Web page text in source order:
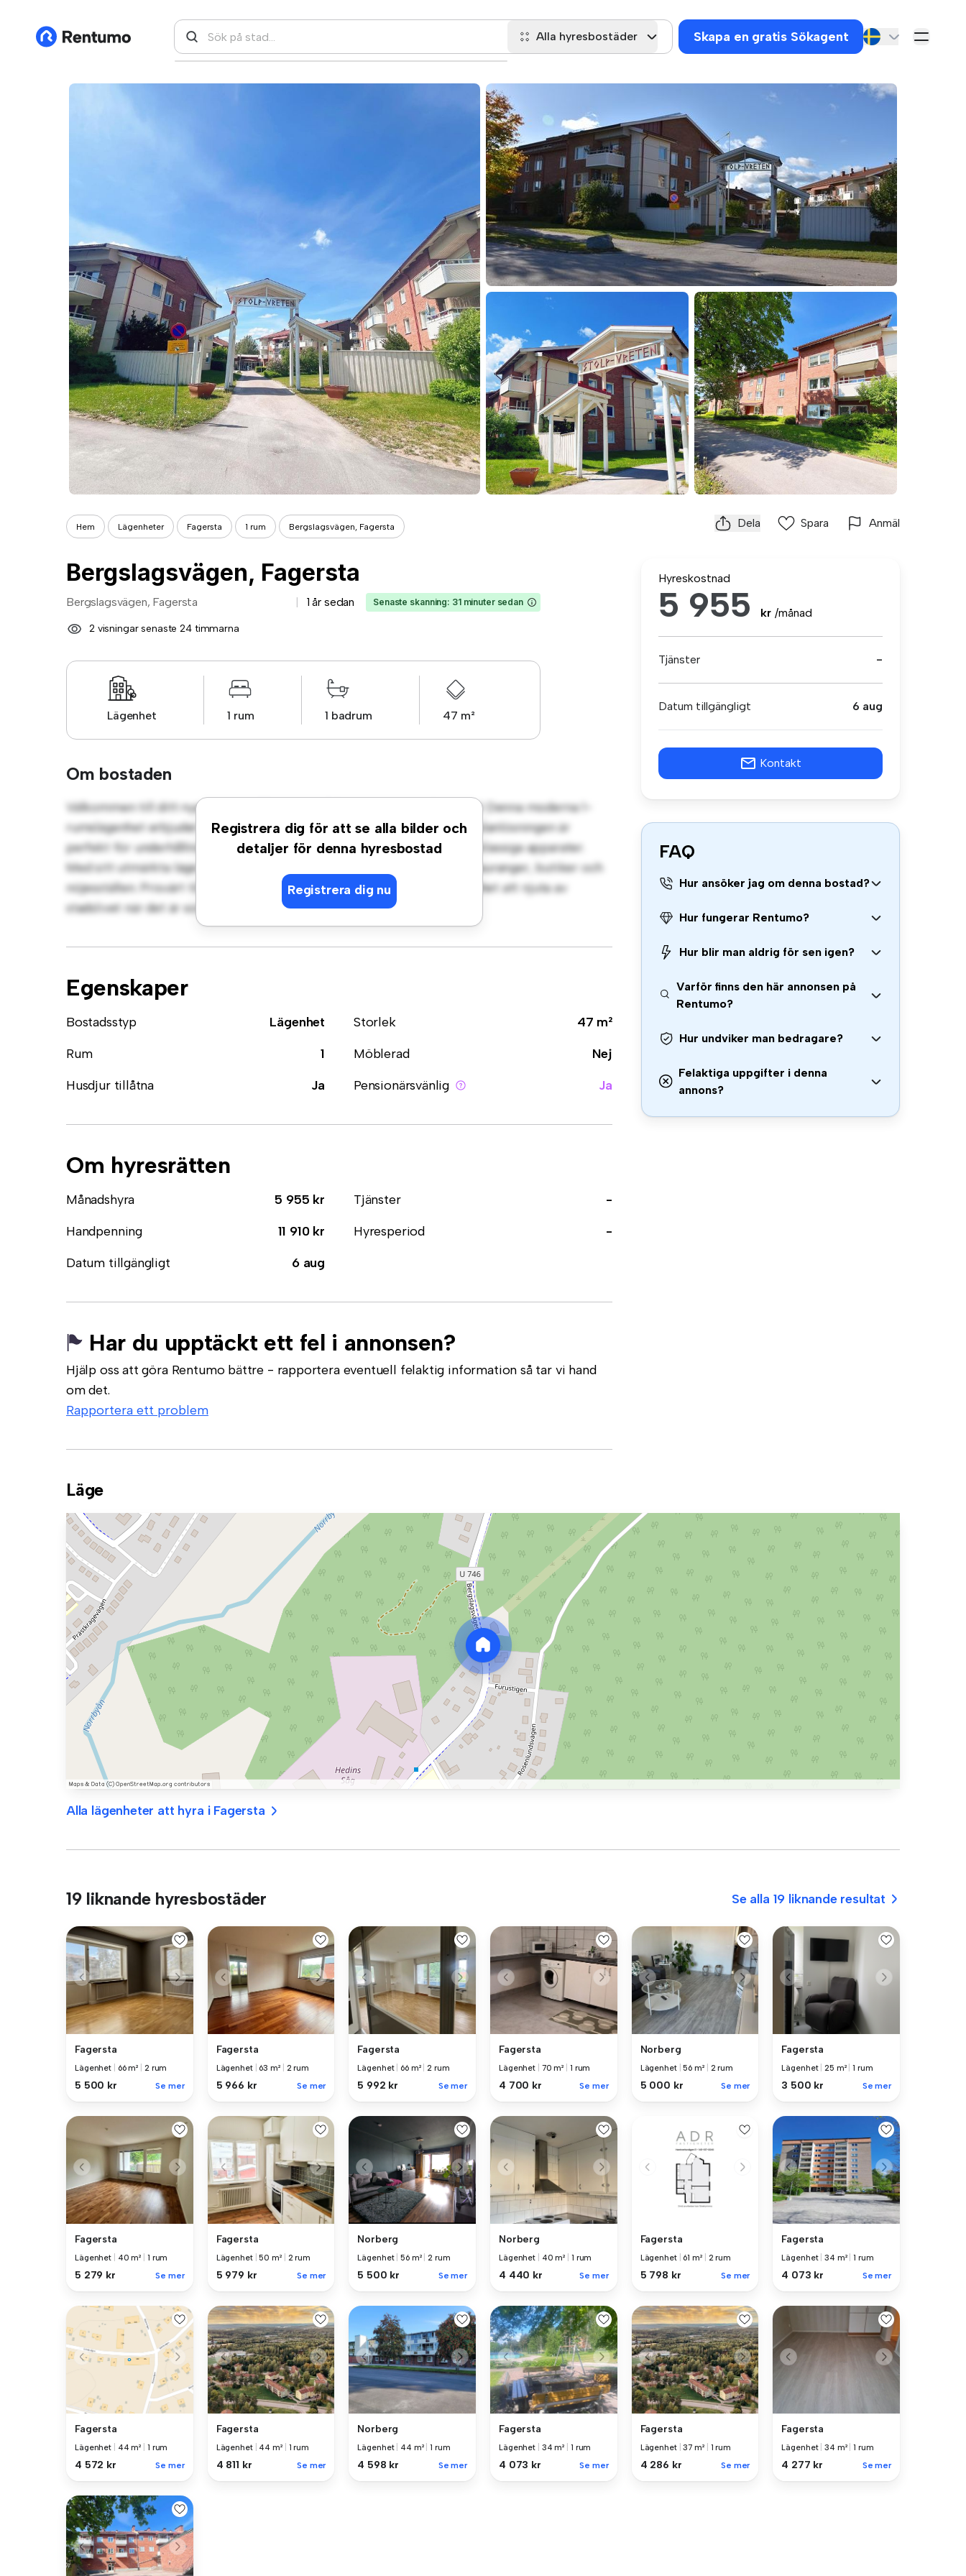
Alla hyresbostäder Skapa en gratis Sökagent
Hem Lägenheter Fagersta 1 rum Bergslagsvägen, Fagersta Dela Spara Anmäl
Bergslagsvägen, Fagersta
Bergslagsvägen, Fagersta 1 år sedan Senaste skanning: 31 minuter sedan
2 visningar senaste 24 timmarna
Lägenhet 1 rum 1 badrum 47 m²
Om bostaden
Registrera dig för att se alla bilder och
detaljer för denna hyresbostad
Registrera dig nu
Välkommen till ditt nya urbana tillflyktsort på Bergslagsvägen, Fagersta! Denna moderna 1-
rumslägenhet erbjuder ett elegant och mysigt vardagsrum. Den öppna planlösningen är
perfekt för underhållning, och det eleganta köket är utrustat med förstklassiga apparater.
Med sitt utmärkta läge ligger du bara några steg från stadens bästa restauranger, butiker och
nöjesställen. Prisvärt till 5 955 kr är denna lägenhet en fantastisk möjlighet att njuta av
stadslivet när det är som bäst. Missa inte det – boka en visning idag!
Egenskaper
Bostadsstyp Lägenhet Storlek
47 m²
Rum
1 Möblerad
Nej
Husdjur tillåtna
Ja Pensionärsvänlig Ja
Om hyresrätten
Månadshyra 5 955 kr Tjänster
-
Handpenning
11 910 kr Hyresperiod
-
Datum tillgängligt
6 aug
Har du upptäckt ett fel i annonsen?
Hjälp oss att göra Rentumo bättre - rapportera eventuell felaktig information så tar vi hand
om det.
Rapportera ett problem
Hyreskostnad
5 955 kr /månad
Tjänster -
Datum tillgängligt 6 aug
Kontakt
FAQ
Hur ansöker jag om denna bostad?
Hur fungerar Rentumo?
Hur blir man aldrig för sen igen?
Varför finns den här annonsen på
Rentumo?
Hur undviker man bedragare?
Felaktiga uppgifter i denna
annons?
Läge
Alla lägenheter att hyra i Fagersta
19 liknande hyresbostäder Se alla 19 liknande resultat
Fagersta
Lägenhet 66 m² 2 rum
5 500 kr Se mer
Fagersta
Lägenhet 63 m² 2 rum
5 966 kr Se mer
Fagersta
Lägenhet 66 m² |2 rum
5 992 kr Se mer
Fagersta
Lägenhet 70 m² 1 rum
4 700 kr Se mer
Norberg
Lägenhet |56 m² 2 rum
5 000 kr Se mer
Fagersta
Lägenhet |25 m² |1 rum
3 500 kr Se mer
Fagersta
Lägenhet 40 m² 1 rum
5 279 kr Se mer
Fagersta
Lägenhet |50 m² 2 rum
5 979 kr Se mer
Norberg
Lägenhet |56 m² |2 rum
5 500 kr Se mer
Norberg
Lägenhet 40 m² 1 rum
4 440 kr Se mer
Fagersta
Lägenhet 61 m² 2 rum
5 798 kr Se mer
Fagersta
Lägenhet |34 m² |1 rum
4 073 kr Se mer
Fagersta
Lägenhet 44 m² 1 rum
4 572 kr Se mer
Fagersta
Lägenhet 44 m² 1 rum
4 811 kr Se mer
Norberg
Lägenhet 44 m² |1 rum
4 598 kr Se mer
Fagersta
Lägenhet 34 m² 1 rum
4 073 kr Se mer
Fagersta
Lägenhet |37 m² 1 rum
4 286 kr Se mer
Fagersta
Lägenhet |34 m² |1 rum
4 277 kr Se mer